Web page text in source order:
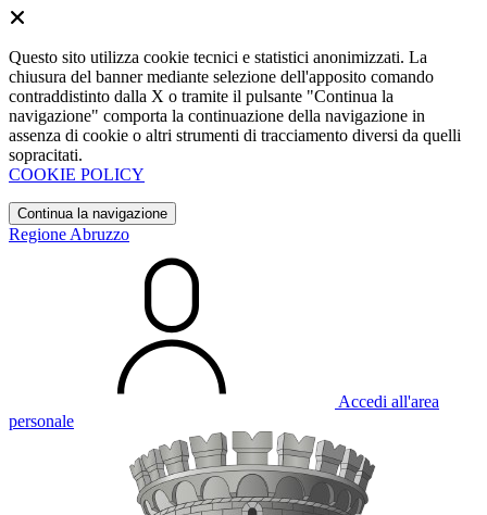
Questo sito utilizza cookie tecnici e statistici anonimizzati. La
chiusura del banner mediante selezione dell'apposito comando
contraddistinto dalla X o tramite il pulsante "Continua la
navigazione" comporta la continuazione della navigazione in
assenza di cookie o altri strumenti di tracciamento diversi da quelli
sopracitati.
COOKIE POLICY
Continua la navigazione
Regione Abruzzo
Accedi all'area
personale